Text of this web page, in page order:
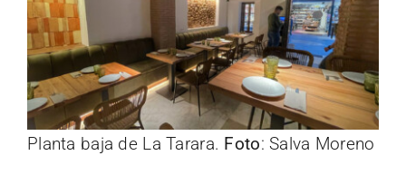
Planta baja de La Tarara. Foto: Salva Moreno